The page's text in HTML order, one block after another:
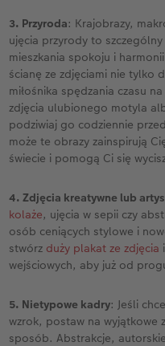
3. Przyroda: Krajobrazy,
ujęcia przyrody to
mieszkania spokoju i
ścianę ze zdjęciami nie
miłośnika spędzania czasu
zdjęcia ulubionego motyla
podziwiaj go codziennie
może te obrazy zainspirują
świecie i pomogą Ci się
4. Zdjęcia kreatywne lub
kolaże, ujęcia w sepii czy
osób ceniących stylowe i
stwórz duży plakat ze zdjęcia
wejściowych, aby już od
5. Nietypowe kadry: Jeśli
wzrok, postaw na wyjątkowe
sposób. Abstrakcje,